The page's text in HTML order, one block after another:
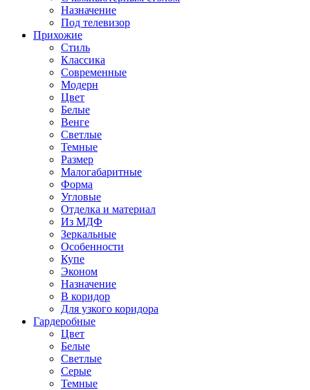
Назначение
Под телевизор
Прихожие
Стиль
Классика
Современные
Модерн
Цвет
Белые
Венге
Светлые
Темные
Размер
Малогабаритные
Форма
Угловые
Отделка и материал
Из МДФ
Зеркальные
Особенности
Купе
Эконом
Назначение
В коридор
Для узкого коридора
Гардеробные
Цвет
Белые
Светлые
Серые
Темные